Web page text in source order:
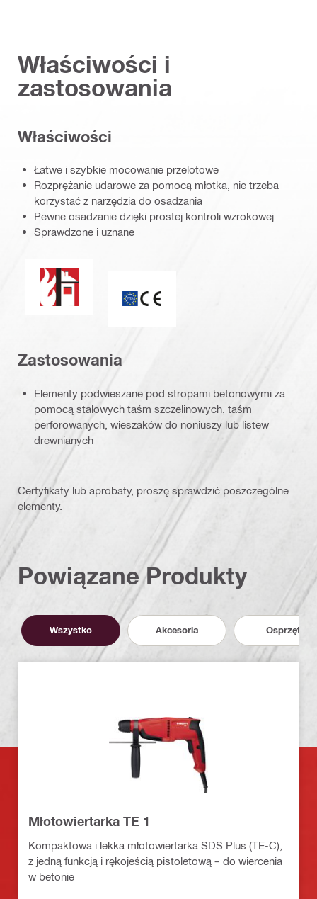
Właściwości i
zastosowania
Właściwości
Łatwe i szybkie mocowanie przelotowe
Rozprężanie udarowe za pomocą młotka, nie trzeba
korzystać z narzędzia do osadzania
Pewne osadzanie dzięki prostej kontroli wzrokowej
Sprawdzone i uznane
Ognioodporność
Zastosowania
Elementy podwieszane pod stropami betonowymi za
pomocą stalowych taśm szczelinowych, taśm
perforowanych, wieszaków do noniuszy lub listew
drewnianych
Certyfikaty lub aprobaty, proszę sprawdzić poszczególne
elementy.
Powiązane Produkty
Wszystko Akcesoria Osprzęt
Młotowiertarka TE 1
Kompaktowa i lekka młotowiertarka SDS Plus (TE-C),
z jedną funkcją i rękojeścią pistoletową – do wiercenia
w betonie